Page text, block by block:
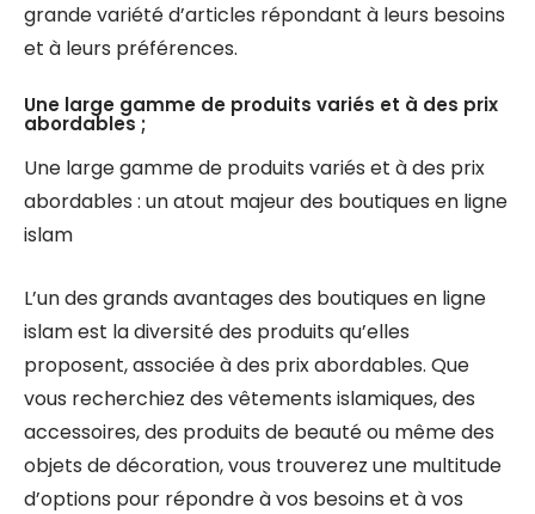
grande variété d’articles répondant à leurs besoins
et à leurs préférences.
Une large gamme de produits variés et à des prix
abordables ;
Une large gamme de produits variés et à des prix
abordables : un atout majeur des boutiques en ligne
islam
L’un des grands avantages des boutiques en ligne
islam est la diversité des produits qu’elles
proposent, associée à des prix abordables. Que
vous recherchiez des vêtements islamiques, des
accessoires, des produits de beauté ou même des
objets de décoration, vous trouverez une multitude
d’options pour répondre à vos besoins et à vos